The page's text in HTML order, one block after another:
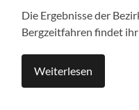
Die Ergebnisse der
Bergzeitfahren findet ihr
Weiterlesen